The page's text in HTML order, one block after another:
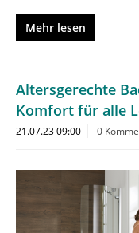
Mehr lesen
Altersgerechte
Komfort für alle
21.07.23 09:00 0